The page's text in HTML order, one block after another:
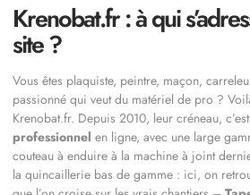
Krenobat.fr : à qui
site ?
Vous êtes plaquiste, peintre, maçon,
passionné qui veut du matériel de pro ?
Krenobat.fr. Depuis 2010, leur créneau,
professionnel en ligne, avec une large
couteau à enduire à la machine à joint
la quincaillerie bas de gamme : ici, on